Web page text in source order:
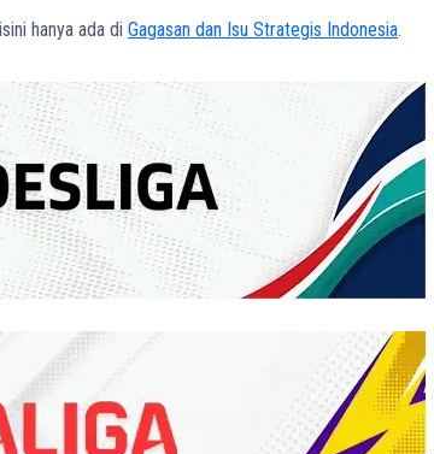
hanya ada di Gagasan dan Isu Strategis Indonesia.